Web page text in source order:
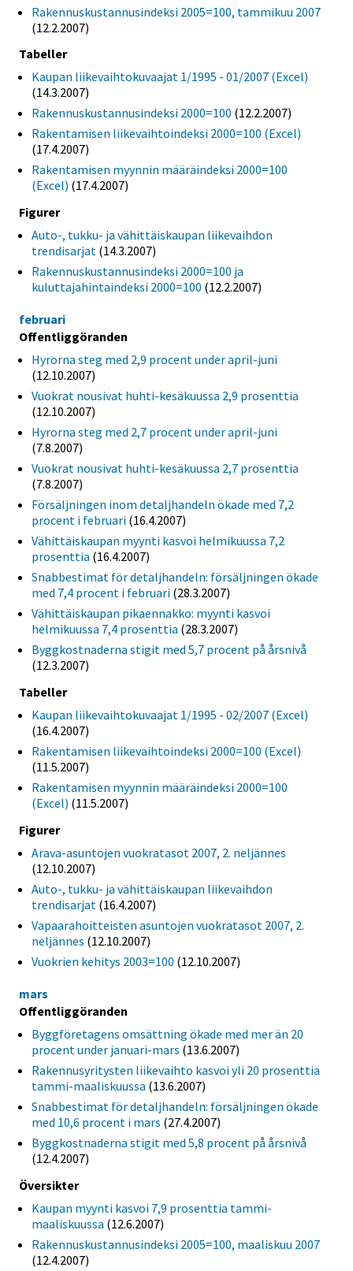
Rakennuskustannusindeksi 2005=100, tammikuu 2007
(12.2.2007)
Tabeller
Kaupan liikevaihtokuvaajat 1/1995 - 01/2007 (Excel)
(14.3.2007)
Rakennuskustannusindeksi 2000=100 (12.2.2007)
Rakentamisen liikevaihtoindeksi 2000=100 (Excel)
(17.4.2007)
Rakentamisen myynnin määräindeksi 2000=100
(Excel) (17.4.2007)
Figurer
Auto-, tukku- ja vähittäiskaupan liikevaihdon
trendisarjat (14.3.2007)
Rakennuskustannusindeksi 2000=100 ja
kuluttajahintaindeksi 2000=100 (12.2.2007)
februari
Offentliggöranden
Hyrorna steg med 2,9 procent under april-juni
(12.10.2007)
Vuokrat nousivat huhti-kesäkuussa 2,9 prosenttia
(12.10.2007)
Hyrorna steg med 2,7 procent under april-juni
(7.8.2007)
Vuokrat nousivat huhti-kesäkuussa 2,7 prosenttia
(7.8.2007)
Försäljningen inom detaljhandeln ökade med 7,2
procent i februari (16.4.2007)
Vähittäiskaupan myynti kasvoi helmikuussa 7,2
prosenttia (16.4.2007)
Snabbestimat för detaljhandeln: försäljningen ökade
med 7,4 procent i februari (28.3.2007)
Vähittäiskaupan pikaennakko: myynti kasvoi
helmikuussa 7,4 prosenttia (28.3.2007)
Byggkostnaderna stigit med 5,7 procent på årsnivå
(12.3.2007)
Tabeller
Kaupan liikevaihtokuvaajat 1/1995 - 02/2007 (Excel)
(16.4.2007)
Rakentamisen liikevaihtoindeksi 2000=100 (Excel)
(11.5.2007)
Rakentamisen myynnin määräindeksi 2000=100
(Excel) (11.5.2007)
Figurer
Arava-asuntojen vuokratasot 2007, 2. neljännes
(12.10.2007)
Auto-, tukku- ja vähittäiskaupan liikevaihdon
trendisarjat (16.4.2007)
Vapaarahoitteisten asuntojen vuokratasot 2007, 2.
neljännes (12.10.2007)
Vuokrien kehitys 2003=100 (12.10.2007)
mars
Offentliggöranden
Byggföretagens omsättning ökade med mer än 20
procent under januari-mars (13.6.2007)
Rakennusyritysten liikevaihto kasvoi yli 20 prosenttia
tammi-maaliskuussa (13.6.2007)
Snabbestimat för detaljhandeln: försäljningen ökade
med 10,6 procent i mars (27.4.2007)
Byggkostnaderna stigit med 5,8 procent på årsnivå
(12.4.2007)
Översikter
Kaupan myynti kasvoi 7,9 prosenttia tammi-
maaliskuussa (12.6.2007)
Rakennuskustannusindeksi 2005=100, maaliskuu 2007
(12.4.2007)